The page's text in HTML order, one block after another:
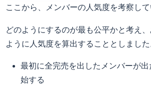
ここから、メンバーの人気度を考察して
どのようにするのが最も公平かと考え
ように人気度を算出することとしました
最初に全完売を出したメンバーが
始する